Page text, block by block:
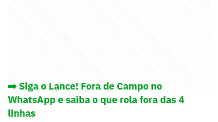
➡️ Siga o Lance! Fora de Campo no
WhatsApp e saiba o que rola fora das 4
linhas